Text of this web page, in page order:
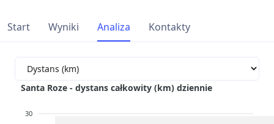
Start Wyniki Analiza Kontakty
Santa Roze - dystans całkowity (km) dziennie
30